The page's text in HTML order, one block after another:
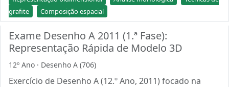
grafite
Composição espacial
Exame Desenho A 2011 (1.ª Fase):
Representação Rápida de Modelo 3D
12º Ano · Desenho A (706)
Exercício de Desenho A (12.º Ano, 2011) focado na